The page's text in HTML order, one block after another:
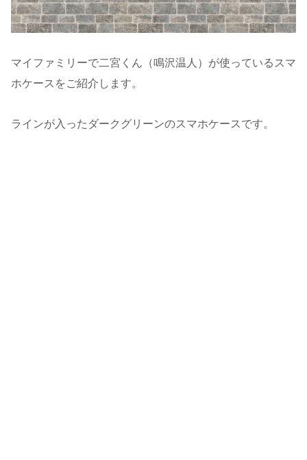
マイファミリーで二宮くん（鳴沢温人）が使っているスマ
ホケースをご紹介します。
ラインが入ったダークグリーンのスマホケースです。